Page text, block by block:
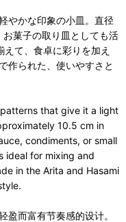
やかな印象の小皿。直径
菓子の取り皿としても活
て、食卓に彩りを加え
作られた、使いやすさと
that give it a light
10.5 cm in
condiments, or small
ideal for mixing and
in the Arita and Hasami
盈而富有节奏感的设计。